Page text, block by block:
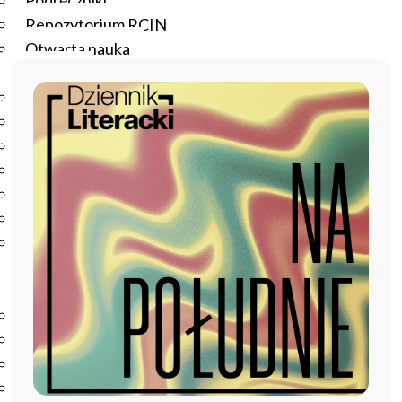
Repozytorium RCIN
Otwarta nauka
Studia podyplomowe
Szkolenia
Szkoła Doktorska Anthropos
Erasmus
Olimpiada Literatury i Języka Polskiego
Olimpiada Literatury i Języka Polskiego dla Szkół
Podstawowych
Biblioteka
O bibliotece
Godziny otwarcia
Katalog
Nowości